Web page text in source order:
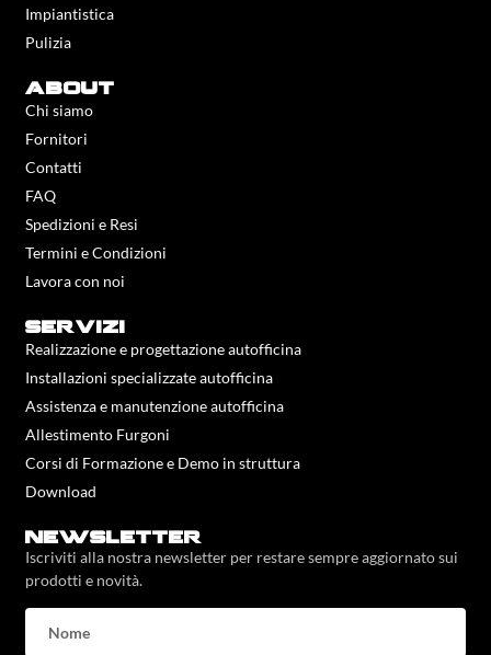
Impiantistica
Pulizia
about
Chi siamo
Fornitori
Contatti
FAQ
Spedizioni e Resi
Termini e Condizioni
Lavora con noi
servizi
Realizzazione e progettazione autofficina
Installazioni specializzate autofficina
Assistenza e manutenzione autofficina
Allestimento Furgoni
Corsi di Formazione e Demo in struttura
Download
newsletter
Iscriviti alla nostra newsletter per restare sempre aggiornato sui
prodotti e novità.